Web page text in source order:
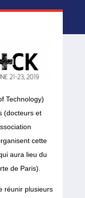
Technology)
(docteurs et
cette
aura lieu du
de Paris).
réunir plusieurs